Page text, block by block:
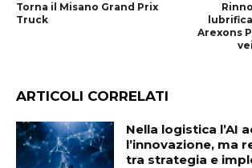
Torna il Misano Grand Prix
Truck
Arexons
ARTICOLI CORRELATI
Nella logistica l’AI
l’innovazione, ma
tra strategia e